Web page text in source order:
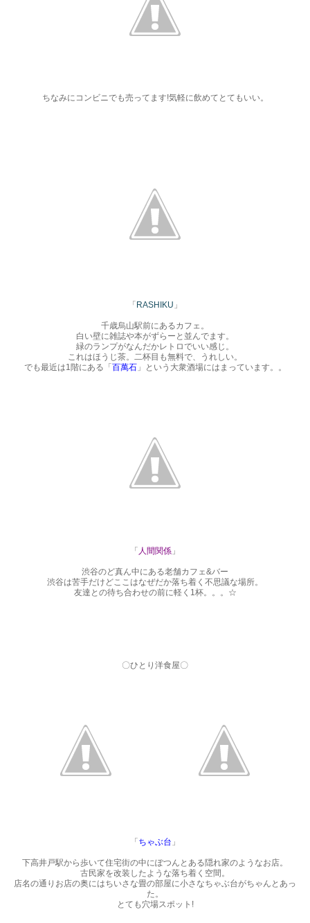
ちなみにコンビニでも売ってます!気軽に飲めてとてもいい。
「RASHIKU 」
千歳烏山駅前にあるカフェ。
白い壁に雑誌や本がずらーと並んでます。
緑のランプがなんだかレトロでいい感じ。
これはほうじ茶。二杯目も無料で、うれしい。
でも最近は1階にある「百萬石」という大衆酒場にはまっています。。
「 人間関係 」
渋谷のど真ん中にある老舗カフェ&バー
渋谷は苦手だけどここはなぜだか落ち着く不思議な場所。
友達との待ち合わせの前に軽く1杯。。。☆
〇ひとり洋食屋〇
「ちゃぶ台 」
下高井戸駅から歩いて住宅街の中にぽつんとある隠れ家のようなお店。
古民家を改装したような落ち着く空間。
店名の通りお店の奥にはちいさな畳の部屋に小さなちゃぶ台がちゃんとあっ
た。
とても穴場スポット!